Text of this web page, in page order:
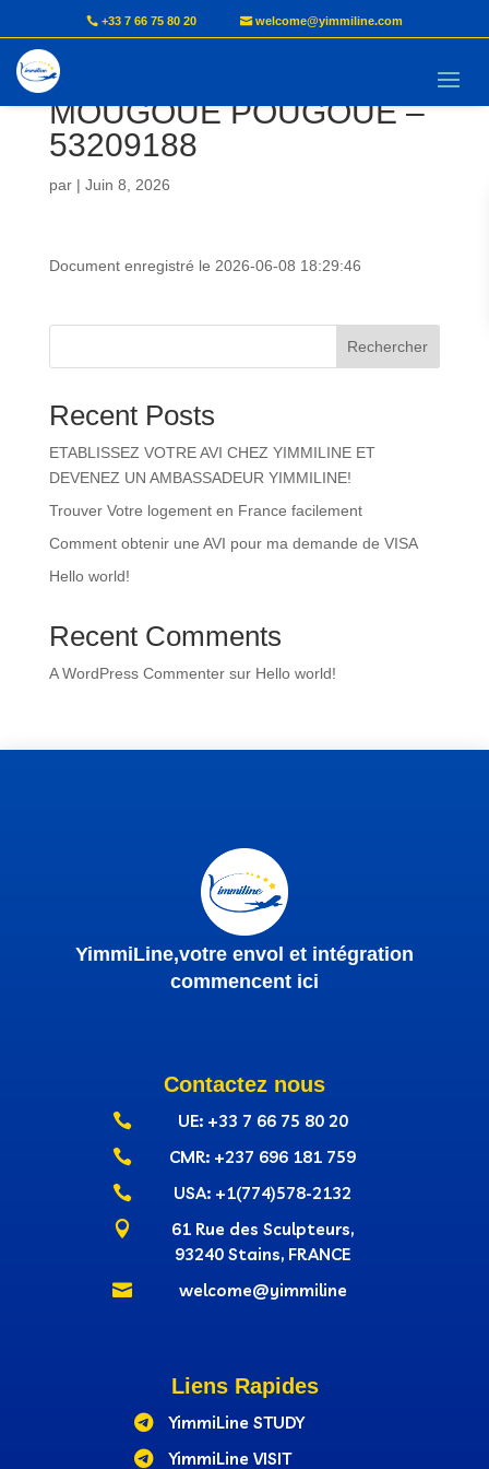
+33 7 66 75 80 20 welcome@yimmiline.com
Document AVI –
MOUGOUE POUGOUE –
53209188
par | Juin 8, 2026
Document enregistré le 2026-06-08 18:29:46
Rechercher
Recent Posts
ETABLISSEZ VOTRE AVI CHEZ YIMMILINE ET
DEVENEZ UN AMBASSADEUR YIMMILINE!
Trouver Votre logement en France facilement
Comment obtenir une AVI pour ma demande de VISA
Hello world!
Recent Comments
A WordPress Commentersur Hello world!
YimmiLine,votre envol et intégration
commencent ici
Contactez nous
 UE: +33 7 66 75 80 20
 CMR: +237‭ 696 181 759
 USA: +1(774)578-2132

61 Rue des Sculpteurs,
93240 Stains, FRANCE
 welcome@yimmiline
Liens Rapides

YimmiLine STUDY

YimmiLine VISIT